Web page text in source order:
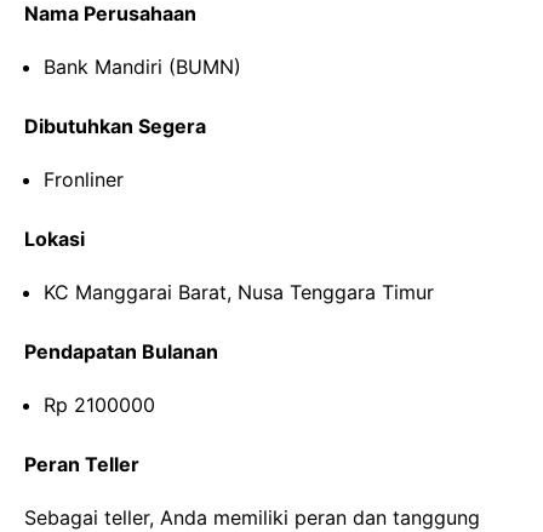
Nama Perusahaan
Bank Mandiri (BUMN)
Dibutuhkan Segera
Fronliner
Lokasi
KC Manggarai Barat, Nusa Tenggara Timur
Pendapatan Bulanan
Rp 2100000
Peran Teller
Sebagai teller, Anda memiliki peran dan tanggung